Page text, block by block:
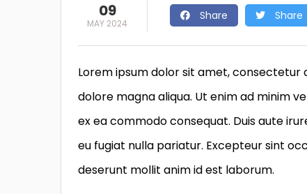
09
MAY 2024
Share Share
Lorem ipsum dolor sit amet, consectetur
dolore magna aliqua. Ut enim ad minim
ex ea commodo consequat. Duis aute
eu fugiat nulla pariatur. Excepteur sint
deserunt mollit anim id est laborum.